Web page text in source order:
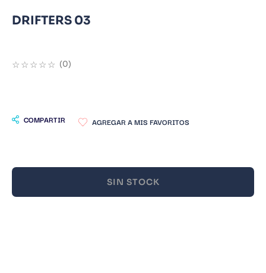
DRIFTERS 03
☆☆☆☆☆ (0)
COMPARTIR
SIN STOCK
8. Noches Blancas
10. Infantil